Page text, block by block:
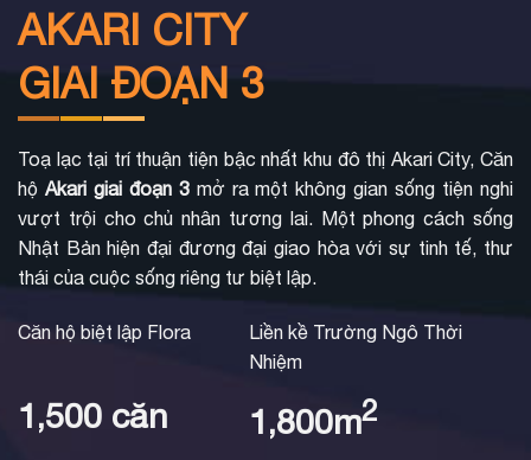
AKARI CITY
GIAI ĐOẠN 3
Toạ lạc tại trí thuận tiện bậc nhất khu đô thị Akari City, Căn
hộ Akari giai đoạn 3mở ra một không gian sống tiện nghi
vượt trội cho chủ nhân tương lai. Một phong cách sống
Nhật Bản hiện đại đương đại giao hòa với sự tinh tế, thư
thái của cuộc sống riêng tư biệt lập.
Căn hộ biệt lập Flora
1,500 căn
Liền kề Trường Ngô Thời
Nhiệm
1,800m2